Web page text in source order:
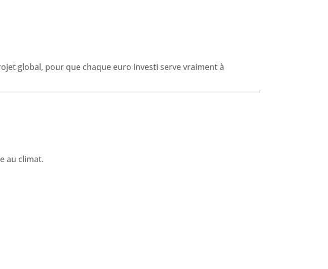
global, pour que chaque euro investi serve vraiment à
au climat.